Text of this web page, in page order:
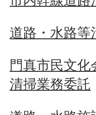
道路・水路等
門真市民文
清掃業務委託